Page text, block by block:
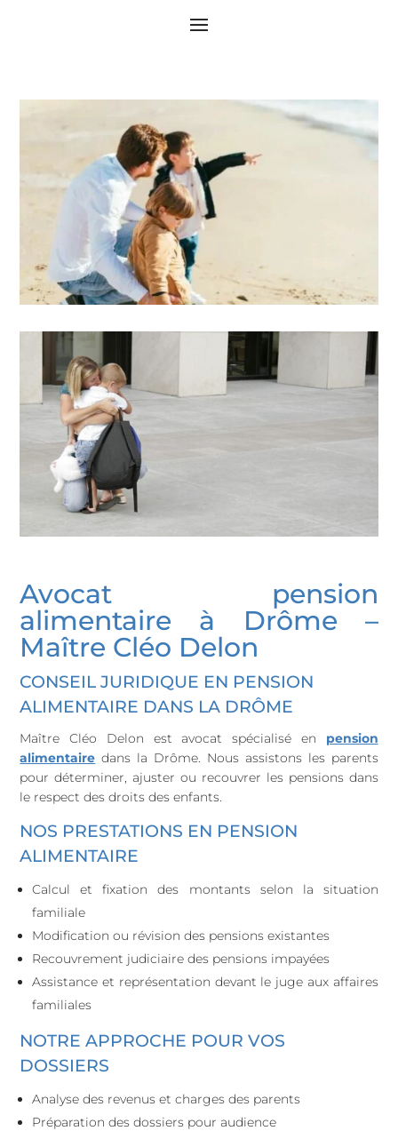
Avocat pension
alimentaire à Drôme –
Maître Cléo Delon
CONSEIL JURIDIQUE EN PENSION
ALIMENTAIRE DANS LA DRÔME
Maître Cléo Delon est avocat spécialisé en pension
alimentaire dans la Drôme. Nous assistons les parents
pour déterminer, ajuster ou recouvrer les pensions dans
le respect des droits des enfants.
NOS PRESTATIONS EN PENSION
ALIMENTAIRE
Calcul et fixation des montants selon la situation
familiale
Modification ou révision des pensions existantes
Recouvrement judiciaire des pensions impayées
Assistance et représentation devant le juge aux affaires
familiales
NOTRE APPROCHE POUR VOS
DOSSIERS
Analyse des revenus et charges des parents
Préparation des dossiers pour audience